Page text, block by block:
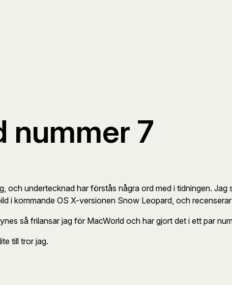
nummer 7
och undertecknad har förstås några ord med i tidningen.
i kommande OS X-versionen Snow Leopard, och
så frilansar jag för MacWorld och har gjort det i ett par
till tror jag.